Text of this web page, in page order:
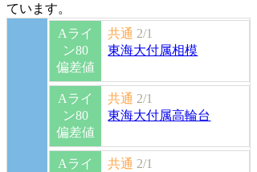
ています。
Aライ
ン80
偏差値
共通 2/1
東海大付属相模
Aライ
ン80
偏差値
共通 2/1
東海大付属高輪台
Aライ
共通 2/1